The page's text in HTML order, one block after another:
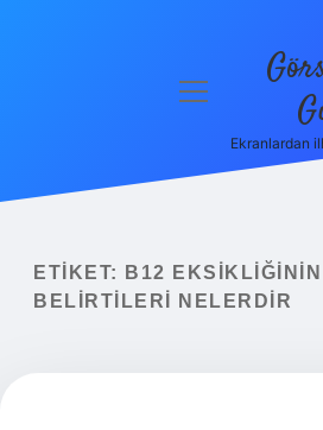
Yasal Uyarı
menüyü
Ekranlardan
ETIKET:
B12
BELIRTILERI NELERDIR